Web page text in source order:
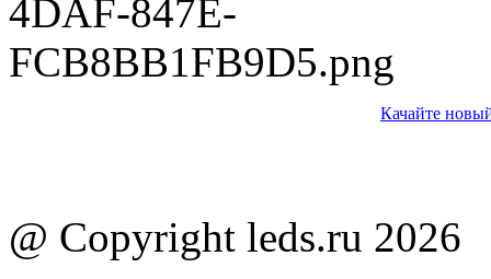
Качайте
@ Copyright leds.ru 2026